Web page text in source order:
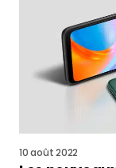
10 août 2022